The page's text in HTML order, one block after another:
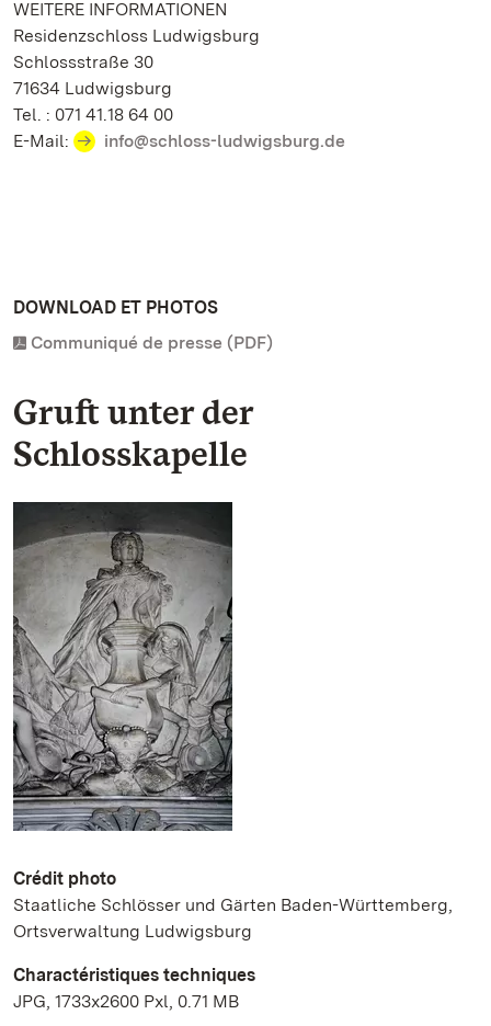
WEITERE INFORMATIONEN
Residenzschloss Ludwigsburg
Schlossstraße 30
71634 Ludwigsburg
Tel. : 071 41.18 64 00
E-Mail:
info@schloss-ludwigsburg.de
DOWNLOAD ET PHOTOS
Communiqué de presse (PDF)
Gruft unter der
Schlosskapelle
Crédit photo
Staatliche Schlösser und Gärten Baden-Württemberg,
Ortsverwaltung Ludwigsburg
Charactéristiques techniques
JPG, 1733x2600 Pxl, 0.71 MB